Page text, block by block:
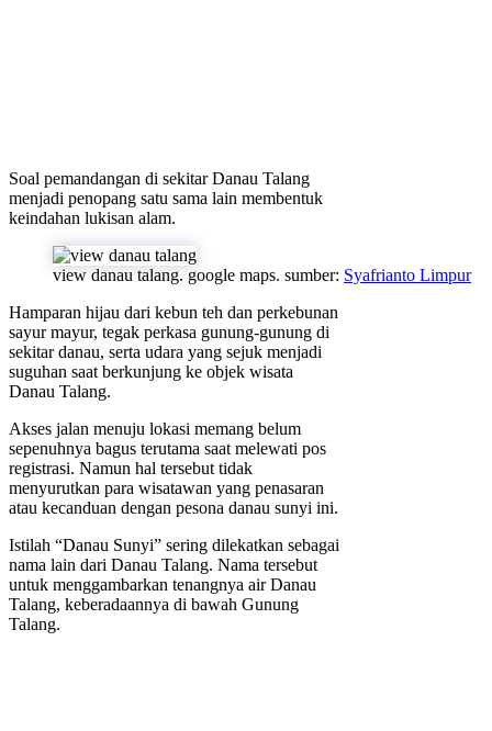
Soal pemandangan di sekitar Danau Talang
menjadi penopang satu sama lain membentuk
keindahan lukisan alam.
view danau talang. google maps. sumber: Syafrianto Limpur
Hamparan hijau dari kebun teh dan perkebunan
sayur mayur, tegak perkasa gunung-gunung di
sekitar danau, serta udara yang sejuk menjadi
suguhan saat berkunjung ke objek wisata
Danau Talang.
Akses jalan menuju lokasi memang belum
sepenuhnya bagus terutama saat melewati pos
registrasi. Namun hal tersebut tidak
menyurutkan para wisatawan yang penasaran
atau kecanduan dengan pesona danau sunyi ini.
Istilah “Danau Sunyi” sering dilekatkan sebagai
nama lain dari Danau Talang. Nama tersebut
untuk menggambarkan tenangnya air Danau
Talang, keberadaannya di bawah Gunung
Talang.